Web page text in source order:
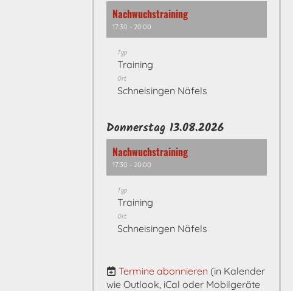
Nachwuchstraining
17:30 - 20:00
Typ
Training
Ort
Schneisingen Näfels
Donnerstag 13.08.2026
Nachwuchstraining
17:30 - 20:00
Typ
Training
Ort
Schneisingen Näfels
Termine abonnieren (in Kalender
wie Outlook, iCal oder Mobilgeräte